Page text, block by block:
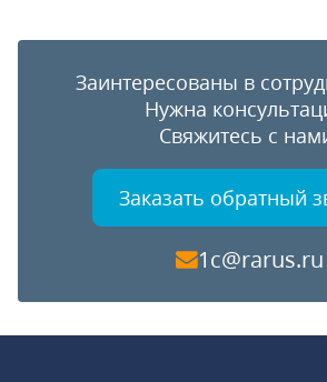
Заинтересованы в
Нужна
Свяжитесь с
Заказать обратный
1c@rarus.ru